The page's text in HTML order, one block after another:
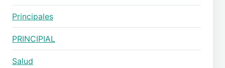
Principales
PRINCIPIAL
Salud